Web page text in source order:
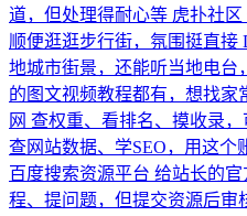
道，但处理得耐心等 虎扑社区
顺便逛逛步行街，氛围挺直接
地城市街景，还能听当地电台
的图文视频教程都有，想找家
网 查权重、看排名、摸收录，
查网站数据、学SEO，用这个
百度搜索资源平台 给站长的
程、提问题，但提交资源后审